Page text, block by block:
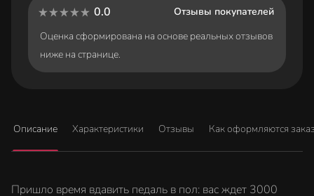
0.0
Отзывы покупателей
Оценка сформирована на основе реальных отзывов
ниже на странице.
Описание Характеристики Отзывы Как оформляются
Пришло время вдавить педаль в пол: вас ждет 3000